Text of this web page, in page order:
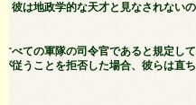
彼は地政学的な天才と見なされない
べての軍隊の司令官であると規定し
従うことを拒否した場合、彼らは直